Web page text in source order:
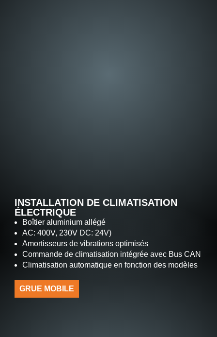
INSTALLATION DE CLIMATISATION
ÉLECTRIQUE
Boîtier aluminium allégé
AC: 400V, 230V DC: 24V)
Amortisseurs de vibrations optimisés
Commande de climatisation intégrée avec Bus CAN
Climatisation automatique en fonction des modèles
GRUE MOBILE